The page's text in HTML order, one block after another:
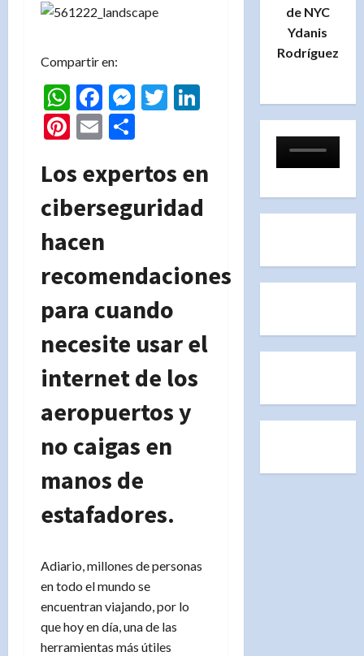
Compartir en:
WhatsApp
Facebook
Messenger
TwitterLinkedIn
Pinterest
Email
Los expertos en
ciberseguridad
hacen
recomendaciones
para cuando
necesite usar el
internet de los
aeropuertos y
no caigas en
manos de
estafadores.
Adiario, millones de personas
en todo el mundo se
encuentran viajando, por lo
que hoy en día, una de las
herramientas más útiles
de NYC
Ydanis
Rodríguez